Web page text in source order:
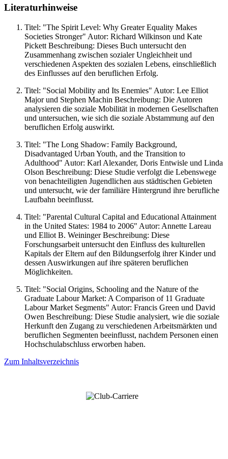
Literaturhinweise
Titel: "The Spirit Level: Why Greater Equality Makes
Societies Stronger" Autor: Richard Wilkinson und Kate
Pickett Beschreibung: Dieses Buch untersucht den
Zusammenhang zwischen sozialer Ungleichheit und
verschiedenen Aspekten des sozialen Lebens, einschließlich
des Einflusses auf den beruflichen Erfolg.
Titel: "Social Mobility and Its Enemies" Autor: Lee Elliot
Major und Stephen Machin Beschreibung: Die Autoren
analysieren die soziale Mobilität in modernen Gesellschaften
und untersuchen, wie sich die soziale Abstammung auf den
beruflichen Erfolg auswirkt.
Titel: "The Long Shadow: Family Background,
Disadvantaged Urban Youth, and the Transition to
Adulthood" Autor: Karl Alexander, Doris Entwisle und Linda
Olson Beschreibung: Diese Studie verfolgt die Lebenswege
von benachteiligten Jugendlichen aus städtischen Gebieten
und untersucht, wie der familiäre Hintergrund ihre berufliche
Laufbahn beeinflusst.
Titel: "Parental Cultural Capital and Educational Attainment
in the United States: 1984 to 2006" Autor: Annette Lareau
und Elliot B. Weininger Beschreibung: Diese
Forschungsarbeit untersucht den Einfluss des kulturellen
Kapitals der Eltern auf den Bildungserfolg ihrer Kinder und
dessen Auswirkungen auf ihre späteren beruflichen
Möglichkeiten.
Titel: "Social Origins, Schooling and the Nature of the
Graduate Labour Market: A Comparison of 11 Graduate
Labour Market Segments" Autor: Francis Green und David
Owen Beschreibung: Diese Studie analysiert, wie die soziale
Herkunft den Zugang zu verschiedenen Arbeitsmärkten und
beruflichen Segmenten beeinflusst, nachdem Personen einen
Hochschulabschluss erworben haben.
Zum Inhaltsverzeichnis